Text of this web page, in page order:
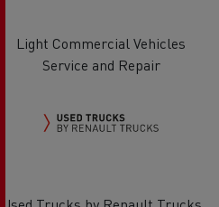
Light Commercial Vehicles
Service and Repair